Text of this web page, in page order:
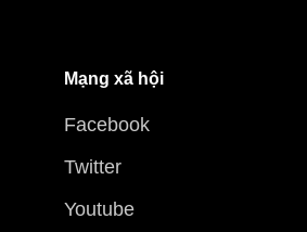
Mạng xã hội
Facebook
Twitter
Youtube